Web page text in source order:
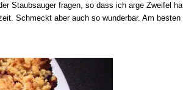
Staubsauger fragen, so dass ich arge Zweifel
Schmeckt aber auch so wunderbar. Am